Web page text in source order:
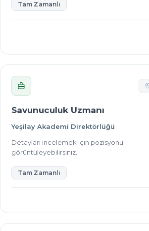
Tam Zamanlı
Savunuculuk Uzmanı
Yeşilay Akademi Direktörlüğü
Detayları incelemek için pozisyonu
görüntüleyebilirsiniz.
Tam Zamanlı